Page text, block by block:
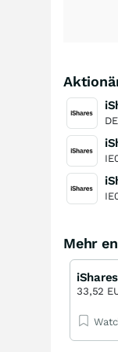
Mehr
33,52